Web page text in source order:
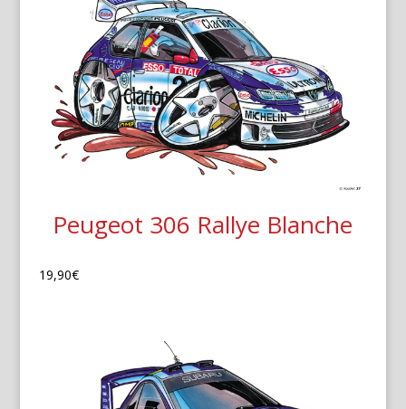
Peugeot 306 Rallye Blanche
19,90€